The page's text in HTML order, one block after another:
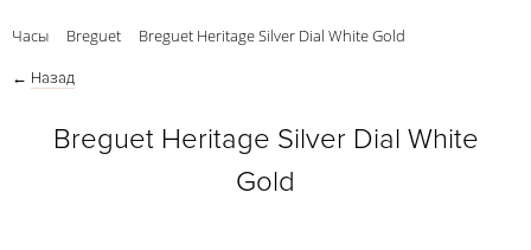
Часы Breguet Breguet Heritage Silver Dial White Gold
← Назад
Breguet Heritage Silver Dial White
Gold